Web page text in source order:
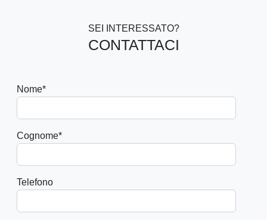
SEI INTERESSATO?
CONTATTACI
Nome*
Cognome*
Telefono